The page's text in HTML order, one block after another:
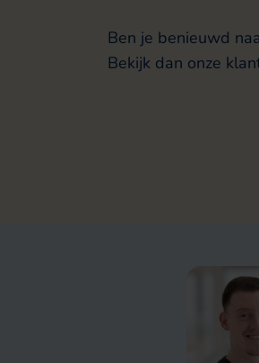
Ben je benieuwd
Bekijk dan onze